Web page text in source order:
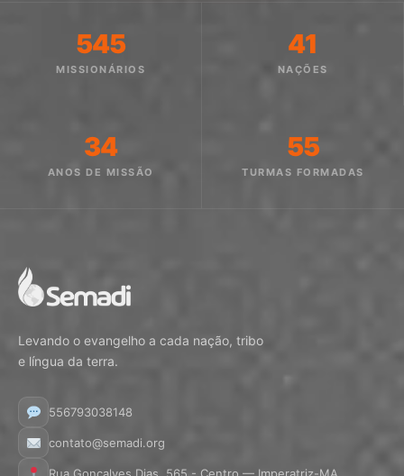
545
MISSIONÁRIOS
41
NAÇÕES
34
ANOS DE MISSÃO
55
TURMAS FORMADAS
Levando o evangelho a cada nação, tribo
e língua da terra.
556793038148
contato@semadi.org
Rua Gonçalves Dias, 565 - Centro — Imperatriz-MA